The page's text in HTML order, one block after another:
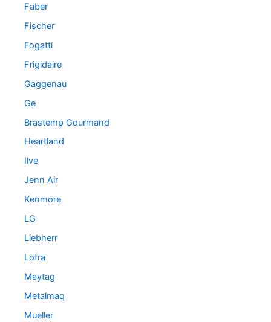
Faber
Fischer
Fogatti
Frigidaire
Gaggenau
Ge
Brastemp Gourmand
Heartland
Ilve
Jenn Air
Kenmore
LG
Liebherr
Lofra
Maytag
Metalmaq
Mueller